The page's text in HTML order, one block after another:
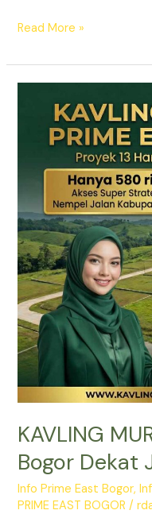
Read More »
KAVLING
Bogor Dekat
Info Prime East Bogor,
PRIME EAST BOGOR /
Puncak
Jalur
Wisata